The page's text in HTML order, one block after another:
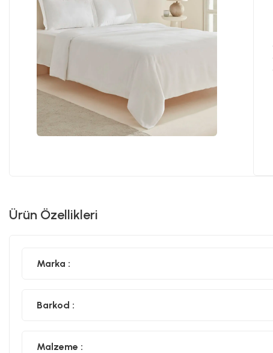
Ürün Özellikleri
Marka :
Barkod :
Malzeme :